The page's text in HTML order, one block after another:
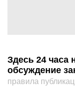
Здесь 24 часа
обсуждение
правила